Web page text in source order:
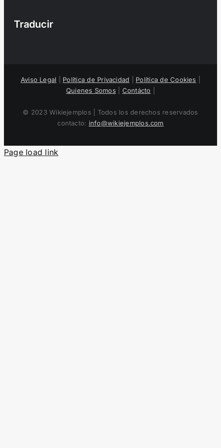
Traducir
Aviso Legal Política de Privacidad Política de Cookies
Quienes Somos
Contácto
© 2023 Wikiejemplos | Todos los derechos reservados
contacto: info@wikiejemplos.com
Page load link